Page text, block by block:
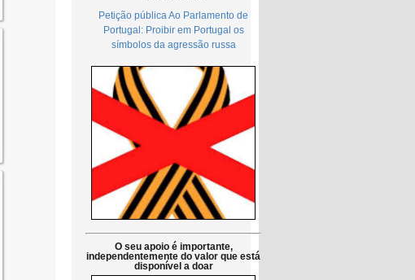
Petição pública Ao Parlamento de
Portugal: Proibir em Portugal os
símbolos da agressão russa
O seu apoio é importante,
independentemente do valor que está
disponível a doar